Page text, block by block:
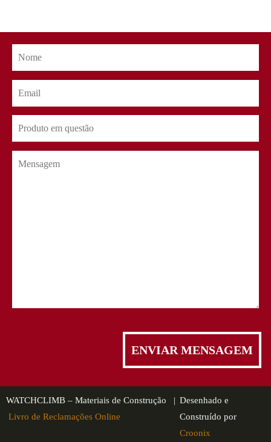
WATCHCLIMB – Materiais de Construção |
Livro de Reclamações Online
Desenhado e
Construído por
Croonix